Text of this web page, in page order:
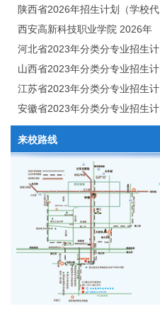
陕西省2026年招生计划（学校代
码：8103）
西安高新科技职业学院 2026年
招生章程
河北省2023年分类分专业招生计
划（院校代号：1889）
山西省2023年分类分专业招生计
划（院校代号：5560）
江苏省2023年分类分专业招生计
划（院校代号：8931）
安徽省2023年分类分专业招生计
划（院校代号：2648）
来校路线